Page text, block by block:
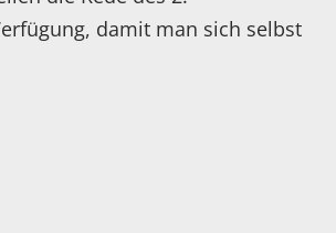
damit man sich selbst